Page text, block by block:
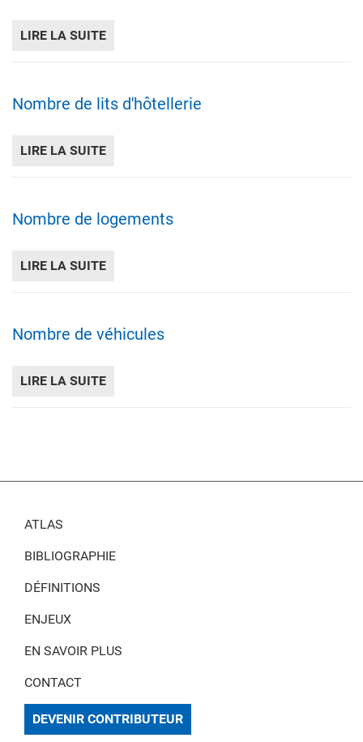
LIRE LA SUITE
Nombre de lits d'hôtellerie
LIRE LA SUITE
Nombre de logements
LIRE LA SUITE
Nombre de véhicules
LIRE LA SUITE
ATLAS
BIBLIOGRAPHIE
DÉFINITIONS
ENJEUX
EN SAVOIR PLUS
CONTACT
DEVENIR CONTRIBUTEUR